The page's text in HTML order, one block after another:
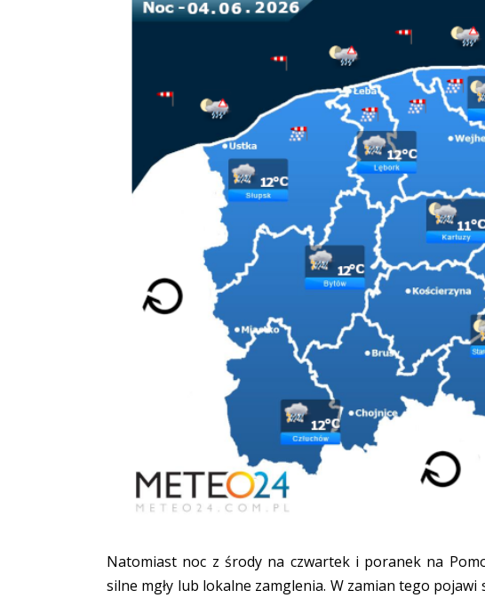
Natomiast noc z środy na czwartek i poranek na
silne mgły lub lokalne zamglenia. W zamian tego